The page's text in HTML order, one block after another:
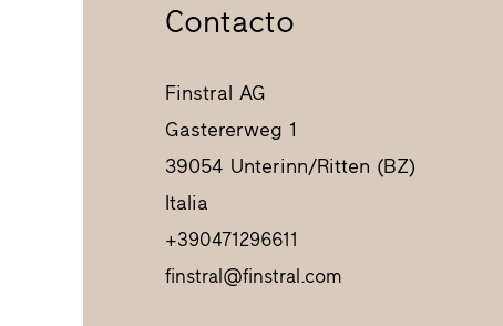
Contacto
Finstral AG
Gastererweg 1
39054 Unterinn/Ritten (BZ)
Italia
+390471296611
finstral@finstral.com